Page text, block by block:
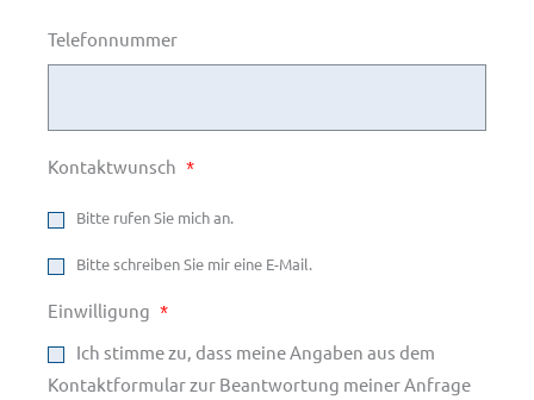
Telefonnummer
Kontaktwunsch *
Bitte rufen Sie mich an.
Bitte schreiben Sie mir eine E-Mail.
Einwilligung *
Ich stimme zu, dass meine Angaben aus dem
Kontaktformular zur Beantwortung meiner Anfrage